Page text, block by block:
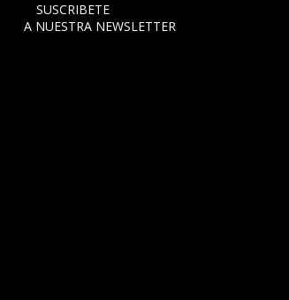
SUSCRIBETE
A NUESTRA NEWSLETTER